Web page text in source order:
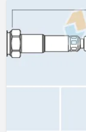
75061